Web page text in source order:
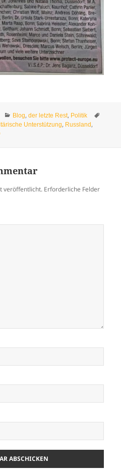
Kategorien
Blog,der letzte Rest, Politik
Unterstützung, Russland ,
veröffentlicht. Erforderliche Felder